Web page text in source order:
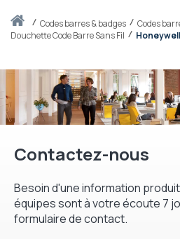
Accueilcodes barres & badges
Codes
Douchette Code Barre Sans Fil
Contactez-nous
Besoin d'une information
équipes sont à votre écoute 7
formulaire de contact.